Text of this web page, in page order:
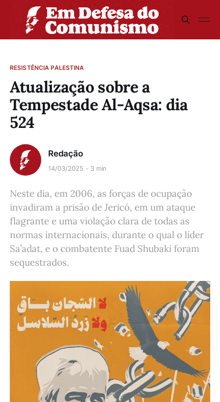
RESISTÊNCIA PALESTINA
Atualização sobre a
Tempestade Al-Aqsa: dia
524
Redação
14/03/2025 3 min
Neste dia, em 2006, as forças de ocupação
invadiram a prisão de Jericó, em um ataque
flagrante e uma violação clara de todas as
normas internacionais, durante o qual o líder
Sa’adat, e o combatente Fuad Shubaki foram
sequestrados.